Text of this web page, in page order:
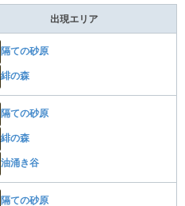
出現エリア
隔ての砂原
緋の森
隔ての砂原
緋の森
油涌き谷
隔ての砂原